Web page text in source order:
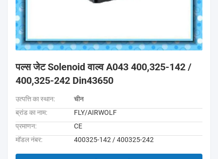
पल्स जेट Solenoid वाल्व A043 400,325-142 /
400,325-242 Din43650
उत्पत्ति का स्थान:
चीन
ब्रांड का नाम:
FLY/AIRWOLF
प्रमाणन:
CE
मॉडल नंबर:
400325-142 / 400325-242